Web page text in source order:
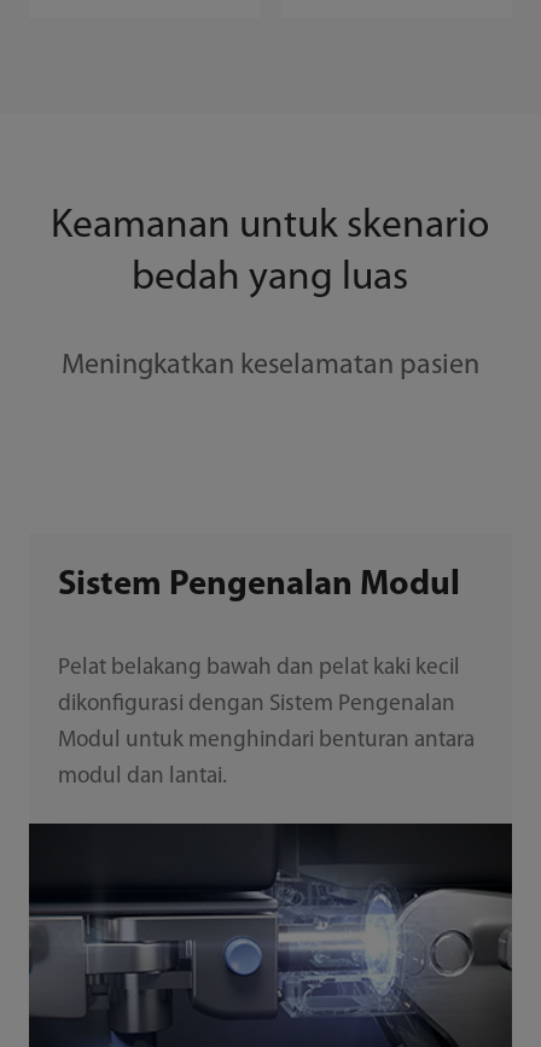
Keamanan untuk skenario
bedah yang luas
Meningkatkan keselamatan pasien
Sistem Pengenalan Modul
Pelat belakang bawah dan pelat kaki kecil
dikonfigurasi dengan Sistem Pengenalan
Modul untuk menghindari benturan antara
modul dan lantai.